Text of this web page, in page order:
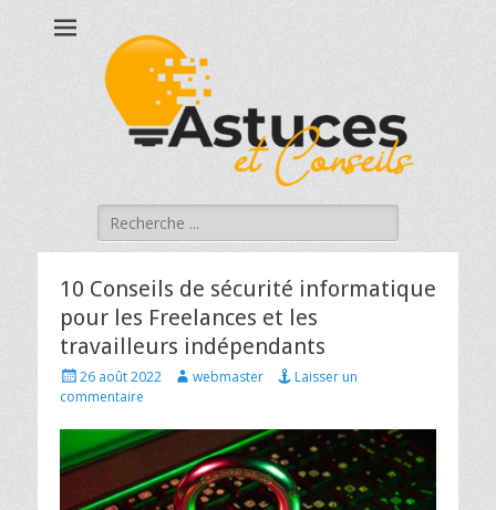
Astuces et conseils qui touchent à votre quotidien !
Rechercher :
10 Conseils de sécurité informatique
pour les Freelances et les
travailleurs indépendants
Posted
on
26 août 2022 Author
webmaster
Laisser un
commentaire